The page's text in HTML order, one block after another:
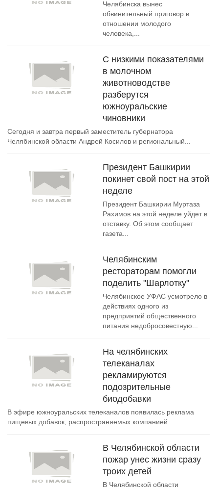
Челябинска вынес
обвинительный приговор в
отношении молодого
человека,...
С низкими показателями
в молочном
животноводстве
разберутся
южноуральские
чиновники
Сегодня и завтра первый заместитель губернатора
Челябинской области Андрей Косилов и региональный...
Президент Башкирии
покинет свой пост на этой
неделе
Президент Башкирии Муртаза
Рахимов на этой неделе уйдет в
отставку. Об этом сообщает
газета...
Челябинским
рестораторам помогли
поделить "Шарлотку"
Челябинское УФАС усмотрело в
действиях одного из
предприятий общественного
питания недобросовестную...
На челябинских
телеканалах
рекламируются
подозрительные
биодобавки
В эфире южноуральских телеканалов появилась реклама
пищевых добавок, распространяемых компанией...
В Челябинской области
пожар унес жизни сразу
троих детей
В Челябинской области